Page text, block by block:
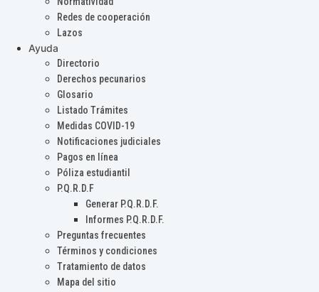
Redes de cooperación
Lazos
Ayuda
Directorio
Derechos pecunarios
Glosario
Listado Trámites
Medidas COVID-19
Notificaciones judiciales
Pagos en línea
Póliza estudiantil
P.Q.R.D.F
Generar P.Q.R.D.F.
Informes P.Q.R.D.F.
Preguntas frecuentes
Términos y condiciones
Tratamiento de datos
Mapa del sitio